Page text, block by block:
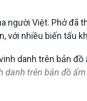
người Việt. Phở
nhiều biến tấu
danh trên bản đồ